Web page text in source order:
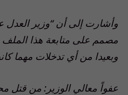
وأشارت إلى أن “وزير العدل
مصمم على متابعة هذا
وبعيدا من أي تدخلات مهما
عفواً معالي الوزير: من قتل